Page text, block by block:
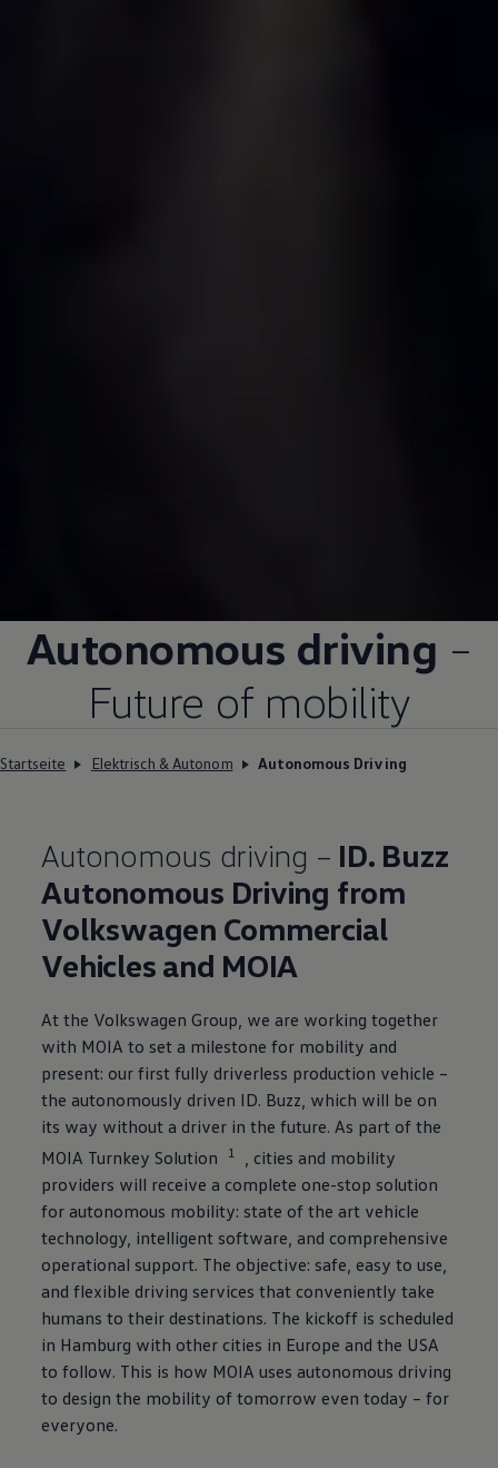
Autonomous driving –
Future of mobility
Startseite Elektrisch & Autonom Autonomous Driving
Autonomous driving – ID. Buzz
Autonomous Driving from
Volkswagen Commercial
Vehicles and MOIA
At the Volkswagen Group, we are working together
with MOIA to set a milestone for mobility and
present: our first fully driverless production vehicle –
the autonomously driven ID. Buzz, which will be on
its way without a driver in the future. As part of the
MOIA Turnkey Solution
1
, cities and mobility
providers will receive a complete one-stop solution
for autonomous mobility: state of the art vehicle
technology, intelligent software, and comprehensive
operational support. The objective: safe, easy to use,
and flexible driving services that conveniently take
humans to their destinations. The kickoff is scheduled
in Hamburg with other cities in Europe and the USA
to follow. This is how MOIA uses autonomous driving
to design the mobility of tomorrow even today – for
everyone.